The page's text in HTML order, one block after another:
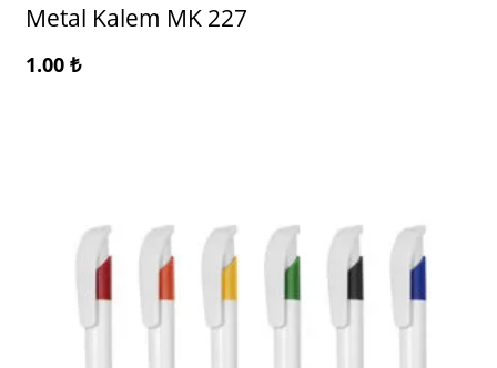
Metal Kalem MK 227
1.00 ₺